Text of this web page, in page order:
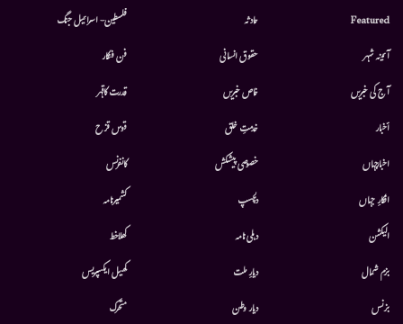
Featured
آئینہ شہر
آج کی خبریں
أخبار
اخبارجہاں
افکارِ جہاں
الیکشن
بزم شمال
بزنس
حادثہ
حقوق انسانی
خاص خبریں
خدمتِ خلق
خصوصی پیشکش
دلچسپ
دہلی نامہ
دیارِ ملت
دیار وطن
فلسطین- اسرائیل جنگ
فن فنکار
قدرت کاقہر
قوس قزح
کانفرنس
کشمیرنامہ
کھلاخط
کھیل ایکسپریس
متحرك